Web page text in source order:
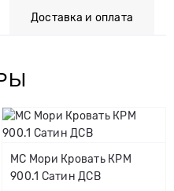
Доставка и оплата
МС Мори Кровать КРМ
900.1 Сатин ДСВ